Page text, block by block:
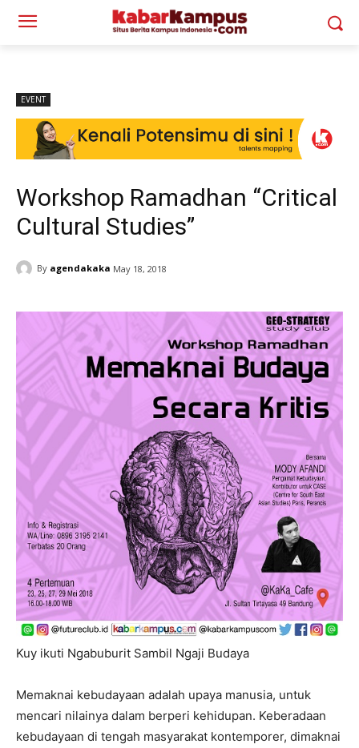
EVENT
Workshop Ramadhan “Critical
Cultural Studies”
By agendakaka May 18, 2018
Kuy ikuti Ngabuburit Sambil Ngaji Budaya
Memaknai kebudayaan adalah upaya manusia, untuk
mencari nilainya dalam berperi kehidupan. Keberadaan
kebudayaan di tengah masyarakat kontemporer, dimaknai